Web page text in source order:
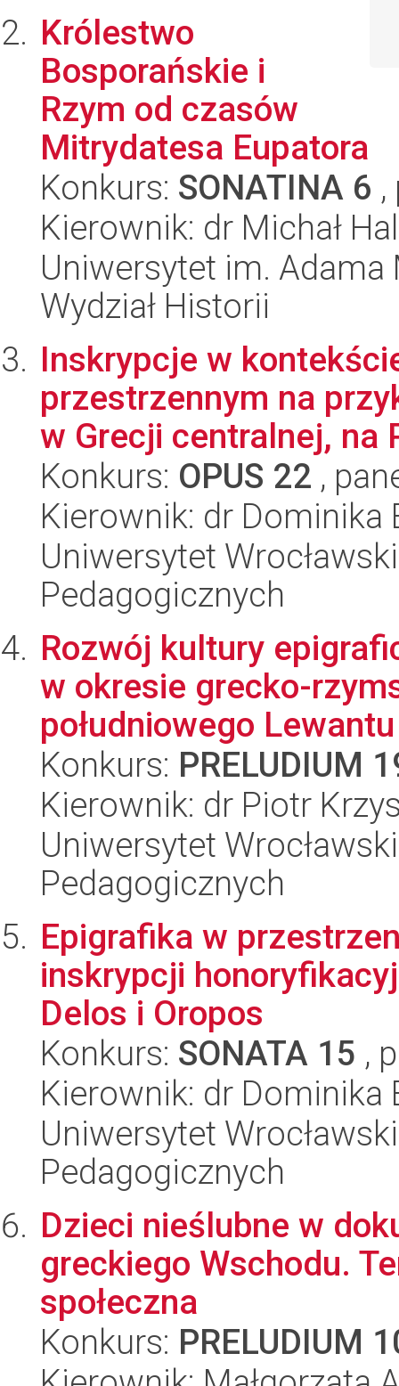
Królestwo
Bosporańskie i
Rzym od czasów
Mitrydatesa Eupatora
Konkurs: SONATINA 6
Kierownik: dr Michał
Uniwersytet im.
Wydział Historii
Inskrypcje w
przestrzennym na
w Grecji centralnej, na
Konkurs: OPUS 22 ,
Kierownik: dr Dominika
Uniwersytet
Pedagogicznych
Rozwój kultury
w okresie grecko-
południowego
Konkurs: PRELUDIUM
Kierownik: dr Piotr
Uniwersytet
Pedagogicznych
Epigrafika w
inskrypcji
Delos i Oropos
Konkurs: SONATA 15 ,
Kierownik: dr Dominika
Uniwersytet
Pedagogicznych
Dzieci nieślubne w
greckiego Wschodu.
społeczna
Konkurs: PRELUDIUM